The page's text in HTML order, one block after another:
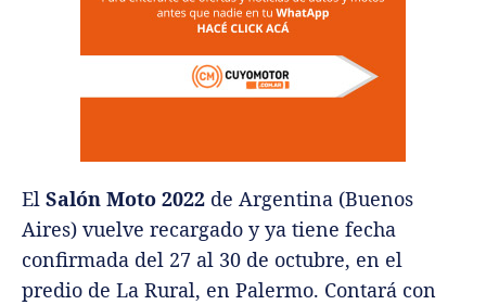
El Salón Moto 2022 de Argentina (Buenos
Aires) vuelve recargado y ya tiene fecha
confirmada del 27 al 30 de octubre, en el
predio de La Rural, en Palermo. Contará con